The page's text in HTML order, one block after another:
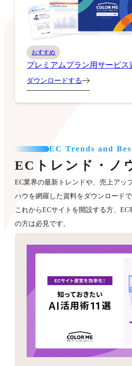
おすすめ
プレミアムプラン用サービス
ダウンロードする
EC Trends and
ECトレンド・ノ
EC業界の最新トレンドや、売上アッ
ハウを網羅した資料をダウンロードで
これからECサイトを開設する方、
の方は必見です。